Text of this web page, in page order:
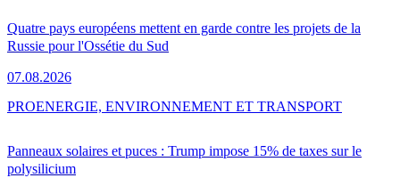
Quatre pays européens mettent en garde contre les projets de la
Russie pour l'Ossétie du Sud
07.08.2026
Panneaux solaires et puces : Trump impose 15% de taxes sur le
polysilicium
PROENERGIE, ENVIRONNEMENT ET TRANSPORT